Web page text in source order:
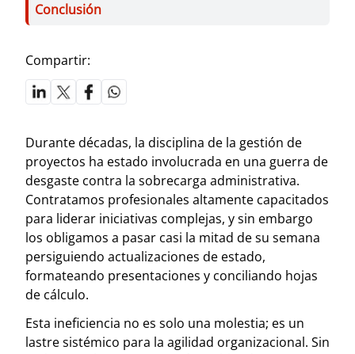
Conclusión
Compartir:
Durante décadas, la disciplina de la gestión de
proyectos ha estado involucrada en una guerra de
desgaste contra la sobrecarga administrativa.
Contratamos profesionales altamente capacitados
para liderar iniciativas complejas, y sin embargo
los obligamos a pasar casi la mitad de su semana
persiguiendo actualizaciones de estado,
formateando presentaciones y conciliando hojas
de cálculo.
Esta ineficiencia no es solo una molestia; es un
lastre sistémico para la agilidad organizacional. Sin